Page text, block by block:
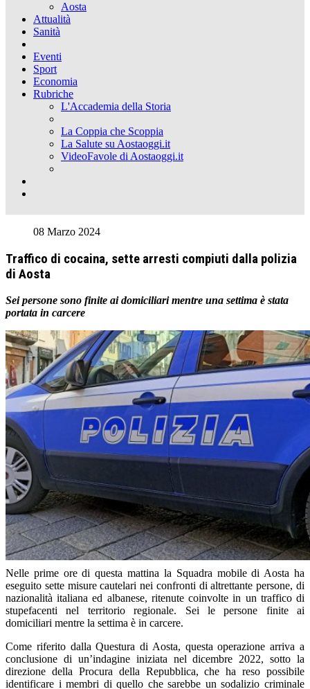
Aosta
Attualità
Sanità
Eventi
Sport
Economia
Rubriche
L'Accademia della Storia
La Coppia che Scoppia
La Salute su Aostaoggi.it
VideoFavole di Aostaoggi.it
08 Marzo 2024
Traffico di cocaina, sette arresti compiuti dalla polizia
di Aosta
Sei persone sono finite ai domiciliari mentre una settima è stata
portata in carcere
Nelle prime ore di questa mattina la Squadra mobile di Aosta ha
eseguito sette misure cautelari nei confronti di altrettante persone, di
nazionalità italiana ed albanese, ritenute coinvolte in un traffico di
stupefacenti nel territorio regionale. Sei le persone finite ai
domiciliari mentre la settima è in carcere.
Come riferito dalla Questura di Aosta, questa operazione arriva a
conclusione di un’indagine iniziata nel dicembre 2022, sotto la
direzione della Procura della Repubblica, che ha reso possibile
identificare i membri di quello che sarebbe un sodalizio criminale